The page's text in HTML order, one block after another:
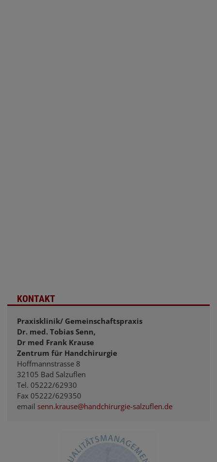
KONTAKT
Praxisklinik/ Gemeinschaftspraxis
Dr. med. Tobias Senn,
Dr med Frank Krause
Zentrum für Handchirurgie
Hoffmannstrasse 8
32105 Bad Salzuflen
Tel. 05222/62930
Fax 05222/629350
email senn.krause@handchirurgie-salzuflen.de